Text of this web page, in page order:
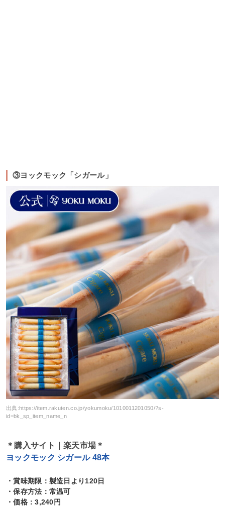
③ヨックモック「シガール」
出典: https://item.rakuten.co.jp/yokumoku/1010011201050/?s-
id=bk_sp_item_name_n
＊購入サイト｜楽天市場＊
ヨックモック シガール 48本
・賞味期限：製造日より120日
・保存方法：常温可
・価格：3,240円